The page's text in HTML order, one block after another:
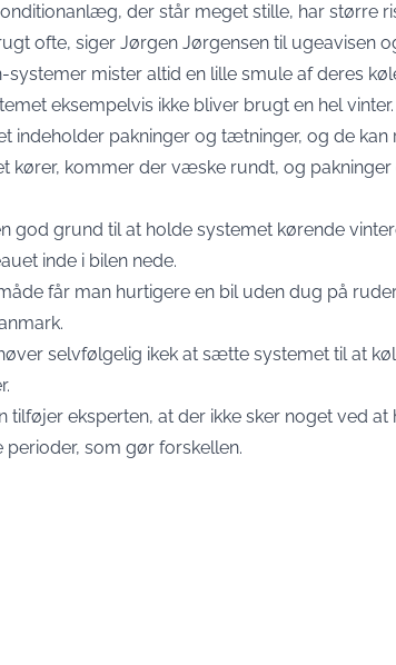
der står meget stille, har større
ofte, siger Jørgen Jørgensen til ugeavisen
systemer mister altid en lille smule af deres
eksempelvis ikke bliver brugt en hel vinter.
indeholder pakninger og tætninger, og de kan
kører, kommer der væske rundt, og
god grund til at holde systemet kørende
inde i bilen nede.
får man hurtigere en bil uden dug på
selvfølgelig ikek at sætte systemet til at
tilføjer eksperten, at der ikke sker noget ved
som gør forskellen.